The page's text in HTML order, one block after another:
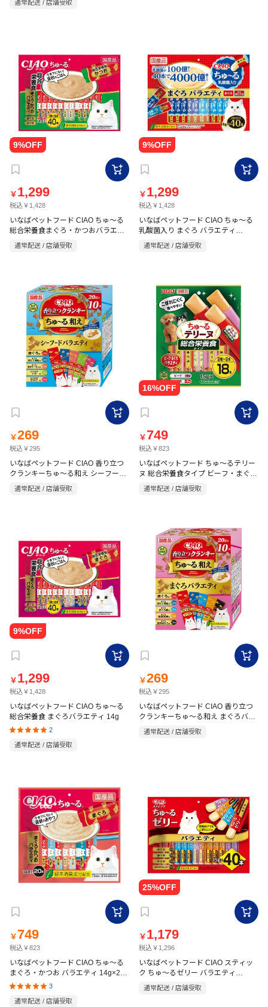
通常配送 / 店舗受取
￥ 1,299
税込￥1,428
いなばペットフード CIAO ちゅ～る
総合栄養食まぐろ・かつおバラエテ
ィ 14g
通常配送 / 店舗受取
￥ 1,299
税込￥1,428
いなばペットフード CIAO ちゅ～る
乳酸菌入り まぐろ バラエティ
14g×40本入
通常配送 / 店舗受取
￥269
税込￥295
いなばペットフード CIAO 香り立つ
クランキーちゅ～る和え シーフード
バラエティ 20g×10袋
通常配送 / 店舗受取
￥ 749
税込￥823
いなばペットフード ちゅ～るテリー
ヌ 総合栄養食タイプ ビーフ・まぐろ
バラエティ 15g×18P
通常配送 / 店舗受取
￥ 1,299
税込￥1,428
いなばペットフード CIAO ちゅ～る
総合栄養食 まぐろバラエティ 14g
2
通常配送 / 店舗受取
￥269
税込￥295
いなばペットフード CIAO 香り立つ
クランキーちゅ～る和え まぐろバラ
エティ 20g×10袋
通常配送 / 店舗受取
￥ 749
税込￥823
いなばペットフード CIAO ちゅ～る
まぐろ・かつお バラエティ 14g×20
本入
3
通常配送 / 店舗受取
￥ 1,179
税込￥1,296
いなばペットフード CIAO スティッ
ク ちゅ～るゼリー バラエティ
通常配送 / 店舗受取